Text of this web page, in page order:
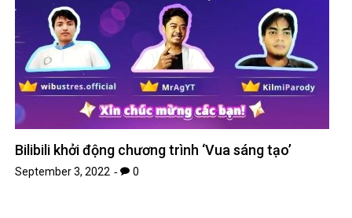
Bilibili khởi động chương trình ‘Vua sáng tạo’
September 3, 2022 0